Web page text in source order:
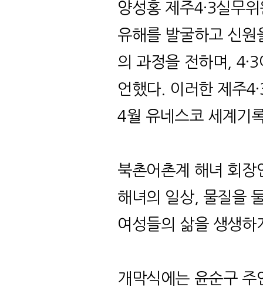
양성홍 제주4·3실무
유해를 발굴하고 신원
의 과정을 전하며
, 4·3
언했다. 이러한 제주
4월 유네스코 세계기
북촌어촌계 해녀 회장
해녀의 일상, 물질을
여성들의 삶을 생생
개막식에는 윤순구 주